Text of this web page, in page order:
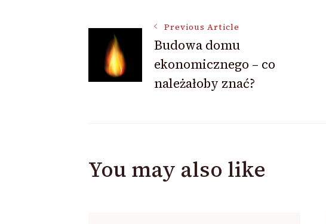
Post
Navigation
Previous Article
Budowa domu
ekonomicznego – co
należałoby znać?
You may also like